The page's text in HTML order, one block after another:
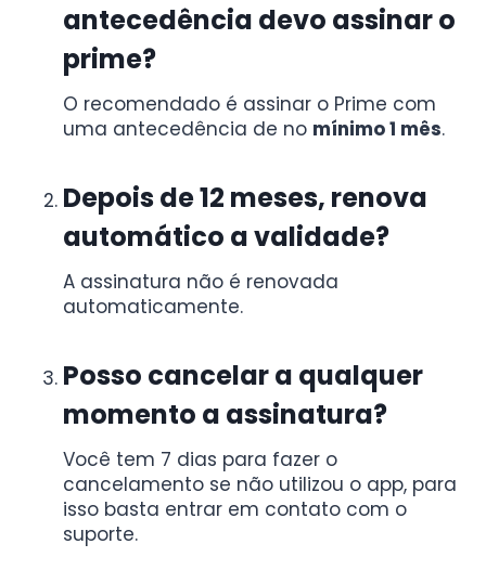
antecedência devo assinar o
prime?
O recomendado é assinar o Prime com
uma antecedência de no mínimo 1 mês.
Depois de 12 meses, renova
automático a validade?
A assinatura não é renovada
automaticamente.
Posso cancelar a qualquer
momento a assinatura?
Você tem 7 dias para fazer o
cancelamento se não utilizou o app, para
isso basta entrar em contato com o
suporte.